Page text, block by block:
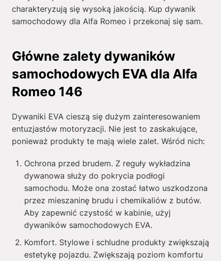
charakteryzują się wysoką jakością. Kup dywanik
samochodowy dla Alfa Romeo i przekonaj się sam.
Główne zalety dywaników
samochodowych EVA dla Alfa
Romeo 146
Dywaniki EVA cieszą się dużym zainteresowaniem
entuzjastów motoryzacji. Nie jest to zaskakujące,
ponieważ produkty te mają wiele zalet. Wśród nich:
Ochrona przed brudem. Z reguły wykładzina
dywanowa służy do pokrycia podłogi
samochodu. Może ona zostać łatwo uszkodzona
przez mieszaninę brudu i chemikaliów z butów.
Aby zapewnić czystość w kabinie, użyj
dywaników samochodowych EVA.
Komfort. Stylowe i schludne produkty zwiększają
estetykę pojazdu. Zwiększają poziom komfortu